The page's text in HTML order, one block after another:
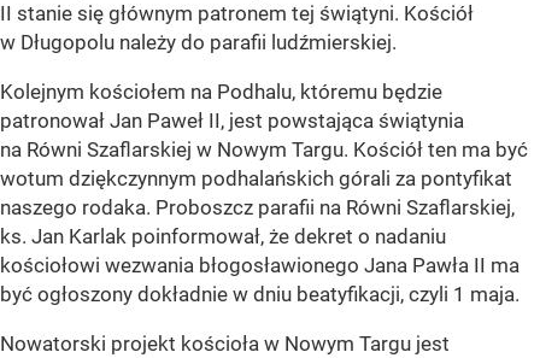
II stanie się głównym patronem tej świątyni. Kościół
w Długopolu należy do parafii ludźmierskiej.
Kolejnym kościołem na Podhalu, któremu będzie
patronował Jan Paweł II, jest powstająca świątynia
na Równi Szaflarskiej w Nowym Targu. Kościół ten ma być
wotum dziękczynnym podhalańskich górali za pontyfikat
naszego rodaka. Proboszcz parafii na Równi Szaflarskiej,
ks. Jan Karlak poinformował, że dekret o nadaniu
kościołowi wezwania błogosławionego Jana Pawła II ma
być ogłoszony dokładnie w dniu beatyfikacji, czyli 1 maja.
Nowatorski projekt kościoła w Nowym Targu jest